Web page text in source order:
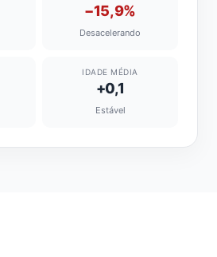
−15,9%
Desacelerando
IDADE MÉDIA
+0,1
Estável